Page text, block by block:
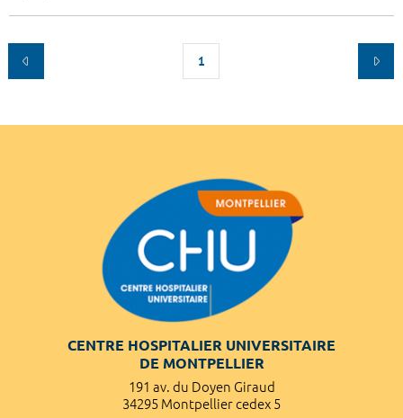
1
CENTRE HOSPITALIER UNIVERSITAIRE
DE MONTPELLIER
191 av. du Doyen Giraud
34295 Montpellier cedex 5